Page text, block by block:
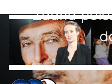
Žádná
CNN Prima